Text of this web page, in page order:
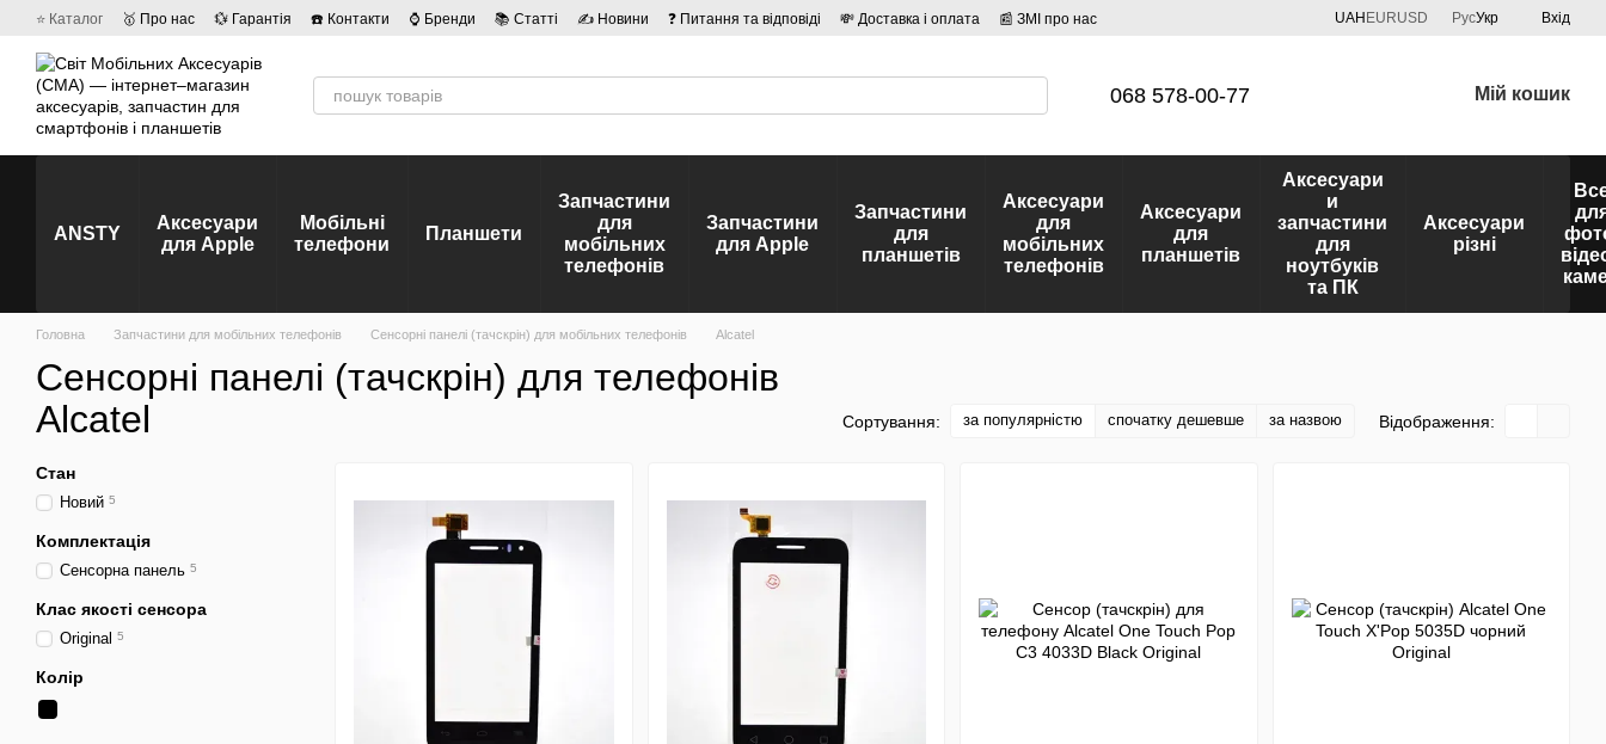
Перейти до основного контенту
⭐ Каталог 🥇 Про нас 💱 Гарантія ☎️ Контакти ⌚ Бренди 📚 Статті ✍ Новини ❓ Питання та відповіді 💸 Доставка і оплата
📰 ЗМІ про нас
UAH EURUSD РусУкр Вхід
068 578-00-77 Мій кошик
ANSTY
Аксесуари
для Apple
Мобільні
телефони
Планшети
Запчастини
для
мобільних
телефонів
Запчастини
для Apple
Запчастини
для
планшетів
Аксесуари
для
мобільних
телефонів
Аксесуари
для
планшетів
Аксесуари
и
запчастини
для
ноутбуків
та ПК
Аксесуари
різні
Головна Запчастини для мобільних телефонів Сенсорні панелі (тачскрін) для мобільних телефонів Alcatel
Сенсорні панелі (тачскрін) для телефонів
Alcatel
Сортування: за популярністю спочатку дешевше за назвою Відображення:
Стан
Новий 5
Комплектація
Сенсорна панель 5
Клас якості сенсора
Original 5
Колір